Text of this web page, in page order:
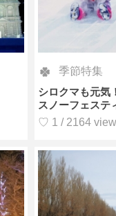
季節特集
シロクマも元気
スノーフェステ
♡ 1 / 2164